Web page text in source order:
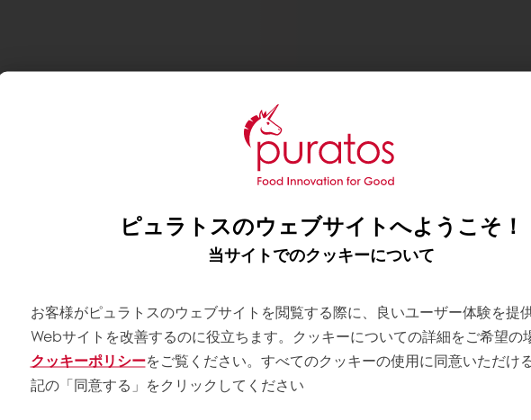
人養成学校「エコール ベルエ コンセイユ」がピュ
（最高経営責任者）ピエール・トスー）は、フランスの歴史ある
ュラトスグループの一員になったことをお知らせします。
ピュラトスのウェブサイトへようこそ！
当サイトでのクッキーについて
お客様がピュラトスのウェブサイトを閲覧する際に、良いユーザー体験を提
Webサイトを改善するのに役立ちます。クッキーについての詳細をご希望の
クッキーポリシーをご覧ください。すべてのクッキーの使用に同意いただけ
記の「同意する」をクリックしてください